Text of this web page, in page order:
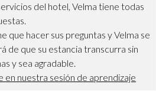
del hotel, Velma tiene todas
que hacer sus preguntas y Velma se
de que su estancia transcurra sin
y sea agradable.
en nuestra sesión de aprendizaje